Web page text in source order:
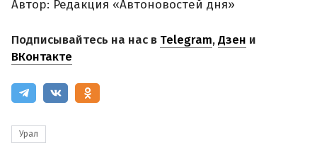
Автор: Редакция «Автоновостей дня»
Подписывайтесь на нас в Telegram,Дзен и
ВКонтакте
Урал